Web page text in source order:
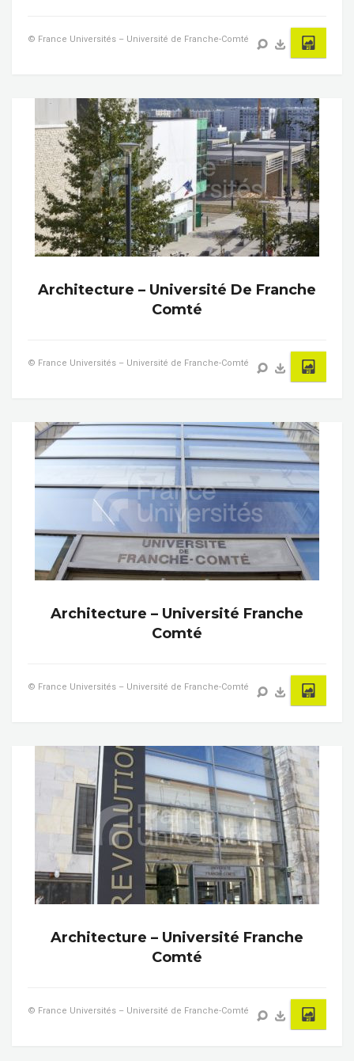
© France Universités – Université de Franche-Comté
Architecture – Université De Franche
Comté
© France Universités – Université de Franche-Comté
Architecture – Université Franche
Comté
© France Universités – Université de Franche-Comté
Architecture – Université Franche
Comté
© France Universités – Université de Franche-Comté